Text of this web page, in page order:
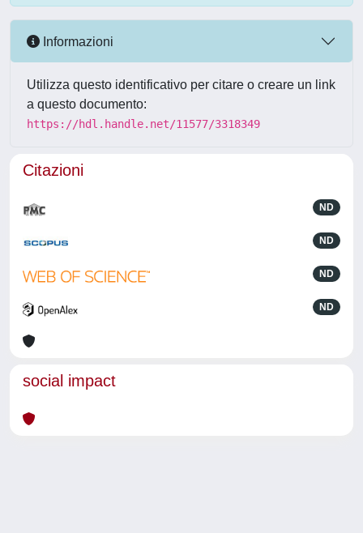
Informazioni
Utilizza questo identificativo per citare o creare un link
a questo documento:
https://hdl.handle.net/11577/3318349
Citazioni
ND
ND
ND
ND
social impact